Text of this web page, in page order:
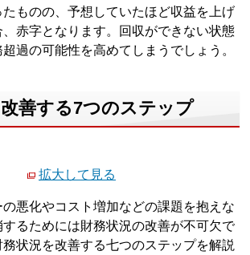
ものの、予想していたほど収益を上げ
赤字となります。回収ができない状態
過の可能性を高めてしまうでしょう。
善する7つのステップ
拡大して見る
悪化やコスト増加などの課題を抱えな
るためには財務状況の改善が不可欠で
状況を改善する七つのステップを解説